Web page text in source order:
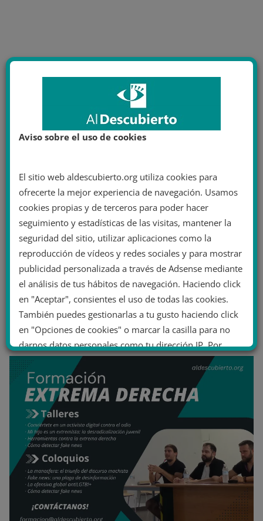
Aviso sobre el uso de cookies
El sitio web aldescubierto.org utiliza cookies para
ofrecerte la mejor experiencia de navegación. Usamos
cookies propias y de terceros para poder hacer
seguimiento y estadísticas de las visitas, mantener la
seguridad del sitio, utilizar aplicaciones como la
reproducción de vídeos y redes sociales y para mostrar
publicidad personalizada a través de Adsense mediante
el análisis de tus hábitos de navegación. Haciendo click
en "Aceptar", consientes el uso de todas las cookies.
También puedes gestionarlas a tu gusto haciendo click
en "Opciones de cookies" o marcar la casilla para no
darnos datos personales como tu dirección IP. Por
último, puedes leer nuestra Política de cookies.
No dar mi información personal
Opciones de cookies Aceptar cookies
Rechazar cookies Política de cookies